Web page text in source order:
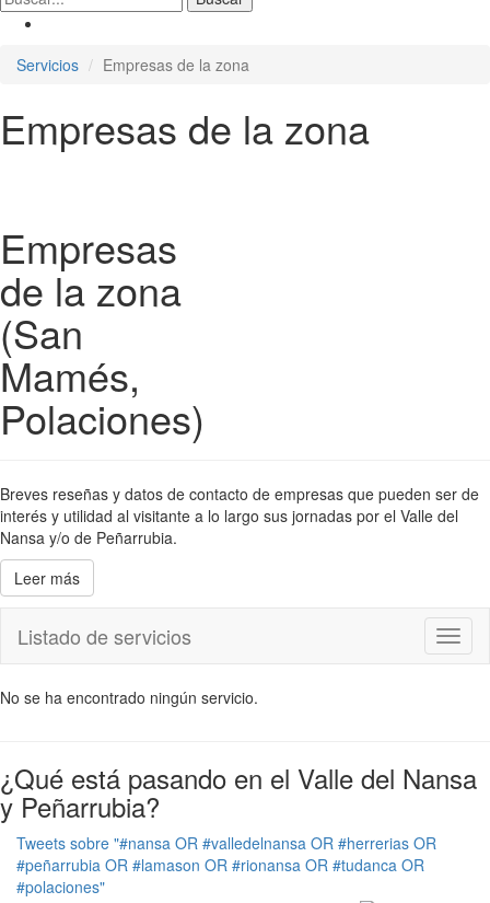
Servicios Empresas de la zona
Empresas de la zona
Empresas
de la zona
(San
Mamés,
Polaciones)
Breves reseñas y datos de contacto de empresas que pueden ser de
interés y utilidad al visitante a lo largo sus jornadas por el Valle del
Nansa y/o de Peñarrubia.
Leer más
Listado de servicios
No se ha encontrado ningún servicio.
¿Qué está pasando en el Valle del Nansa
y Peñarrubia?
Tweets sobre "#nansa OR #valledelnansa OR #herrerias OR
#peñarrubia OR #lamason OR #rionansa OR #tudanca OR
#polaciones"